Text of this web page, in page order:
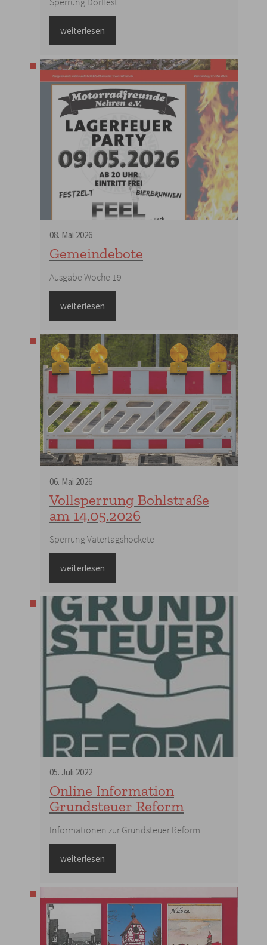
weiterlesen
08. Mai 2026
Gemeindebote
Ausgabe Woche 19
weiterlesen
06. Mai 2026
Vollsperrung Bohlstraße
am 14.05.2026
Sperrung Vatertagshockete
weiterlesen
05. Juli 2022
Online Information
Grundsteuer Reform
Informationen zur Grundsteuer Reform
weiterlesen